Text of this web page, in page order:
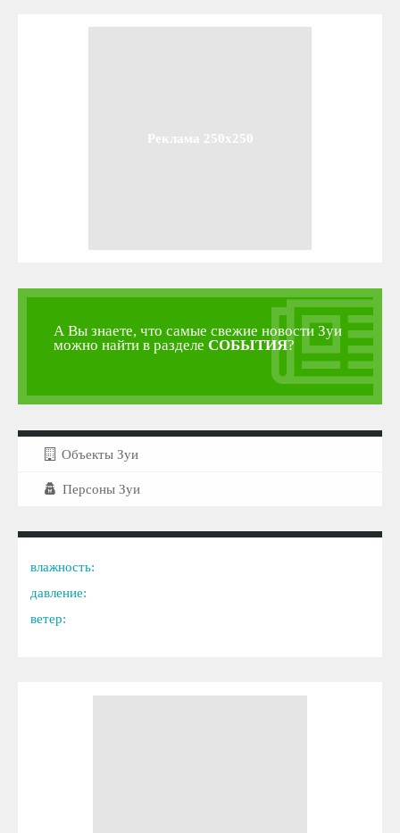
Реклама 250x250
А Вы знаете, что самые свежие новости Зуи
можно найти в разделе СОБЫТИЯ?
Объекты Зуи
Персоны Зуи
влажность:
давление:
ветер: